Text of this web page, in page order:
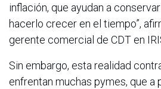
inflación, que ayudan a
hacerlo crecer en el tiempo”,
gerente comercial de CDT en
Sin embargo, esta realidad
enfrentan muchas pymes, que a